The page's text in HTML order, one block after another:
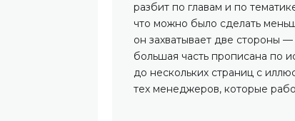
разбит по главам и по
что можно было сделать
он захватывает две стороны
большая часть прописана по
до нескольких страниц с
тех менеджеров, которые